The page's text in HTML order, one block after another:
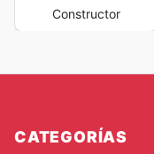
Constructor
CATEGORÍAS